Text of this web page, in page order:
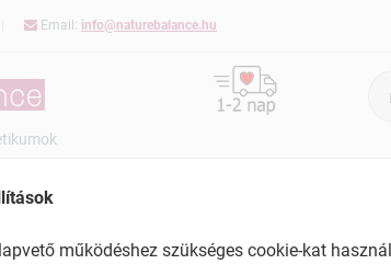
Email: info@naturebalance.hu
működéshez szükséges cookie-kat